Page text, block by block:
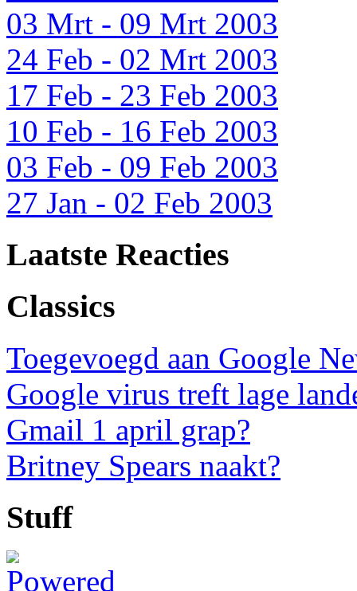
03 Mrt - 09 Mrt 2003
24 Feb - 02 Mrt 2003
17 Feb - 23 Feb 2003
10 Feb - 16 Feb 2003
03 Feb - 09 Feb 2003
27 Jan - 02 Feb 2003
Laatste Reacties
Classics
Toegevoegd aan Google
Google virus treft lage
Gmail 1 april grap?
Britney Spears naakt?
Stuff